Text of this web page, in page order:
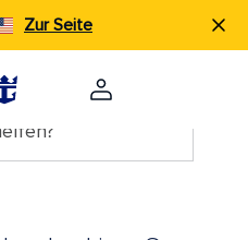
Zur Seite